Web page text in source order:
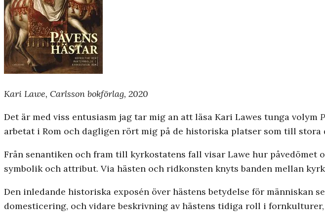
Kari Lawe, Carlsson bokförlag, 2020
Det är med viss entusiasm jag tar mig an att läsa Kari Lawes tunga volym
arbetat i Rom och dagligen rört mig på de historiska platser som till
Från senantiken och fram till kyrkostatens fall visar Lawe hur påvedömet
symbolik och attribut. Via hästen och ridkonsten knyts banden mellan
Den inledande historiska exposén över hästens betydelse för människan
domesticering, och vidare beskrivning av hästens tidiga roll i